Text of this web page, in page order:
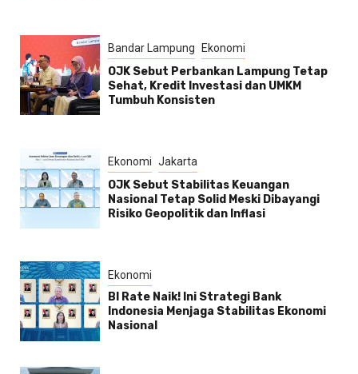
Bandar Lampung Ekonomi
OJK Sebut Perbankan Lampung Tetap
Sehat, Kredit Investasi dan UMKM
Tumbuh Konsisten
Ekonomi Jakarta
OJK Sebut Stabilitas Keuangan
Nasional Tetap Solid Meski Dibayangi
Risiko Geopolitik dan Inflasi
Ekonomi
BI Rate Naik! Ini Strategi Bank
Indonesia Menjaga Stabilitas Ekonomi
Nasional